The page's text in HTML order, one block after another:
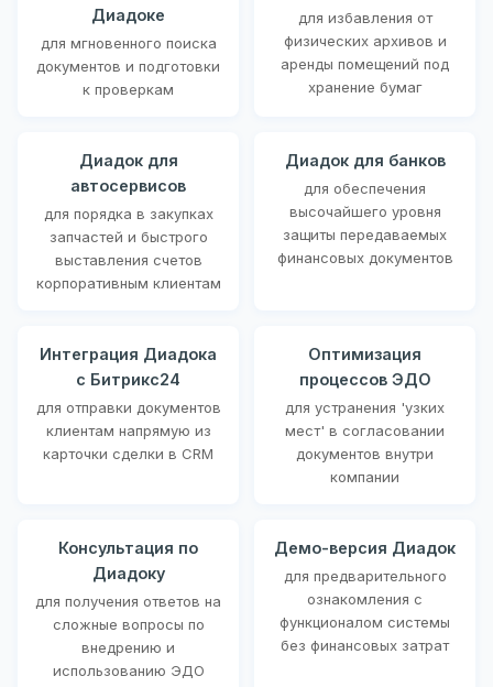
Диадоке
для мгновенного поиска
документов и подготовки
к проверкам
для избавления от
физических архивов и
аренды помещений под
хранение бумаг
Диадок для
автосервисов
для порядка в закупках
запчастей и быстрого
выставления счетов
корпоративным клиентам
Диадок для банков
для обеспечения
высочайшего уровня
защиты передаваемых
финансовых документов
Интеграция Диадока
с Битрикс24
для отправки документов
клиентам напрямую из
карточки сделки в CRM
Оптимизация
процессов ЭДО
для устранения 'узких
мест' в согласовании
документов внутри
компании
Консультация по
Диадоку
для получения ответов на
сложные вопросы по
внедрению и
использованию ЭДО
Демо-версия Диадок
для предварительного
ознакомления с
функционалом системы
без финансовых затрат